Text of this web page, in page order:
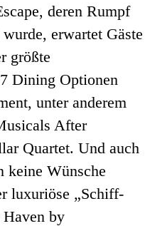
deren Rumpf
erwartet Gäste
größte
Dining Optionen
unter anderem
After
Quartet. Und auch
keine Wünsche
luxuriöse „Schiff-
by